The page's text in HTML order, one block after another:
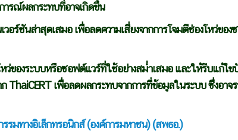
ารณ์ผลกระทบที่อาจเกิดขึ้น
วอร์ชันล่าสุดเสมอ เพื่อลดความเสี่ยงจากการโจมตีช่องโหว่ขอ
ว่ของระบบหรือซอฟต์แวร์ที่ใช้อย่างสม่ำเสมอ และให้รีบแก้ไ
ThaiCERT เพื่อลดผลกระทบจากการที่ข้อมูลในระบบ ซึ่งอาจ
รมทางอิเล็กทรอนิกส์ (องค์การมหาชน) (สพธอ.)